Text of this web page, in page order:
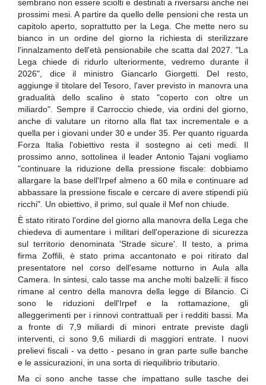
sembrano non essere sciolti e destinati a riversarsi anche nei
prossimi mesi. A partire da quello delle pensioni che resta un
capitolo aperto, soprattutto per la Lega. Che mette nero su
bianco in un ordine del giorno la richiesta di sterilizzare
l'innalzamento dell'età pensionabile che scatta dal 2027. "La
Lega chiede di ridurlo ulteriormente, vedremo durante il
2026", dice il ministro Giancarlo Giorgetti. Del resto,
aggiunge il titolare del Tesoro, l'aver previsto in manovra una
gradualità dello scalino è stato "coperto con oltre un
miliardo". Sempre il Carroccio chiede, via ordini del giorno,
anche di valutare un ritorno alla flat tax incrementale e a
quella per i giovani under 30 e under 35. Per quanto riguarda
Forza Italia l'obiettivo resta il sostegno ai ceti medi. Il
prossimo anno, sottolinea il leader Antonio Tajani vogliamo
"continuare la riduzione della pressione fiscale: dobbiamo
allargare la base dell'Irpef almeno a 60 mila e continuare ad
abbassare la pressione fiscale e cercare di avere stipendi più
ricchi". Un obiettivo, il primo, sul quale il Mef non chiude.
È stato ritirato l'ordine del giorno alla manovra della Lega che
chiedeva di aumentare i militari dell'operazione di sicurezza
sul territorio denominata 'Strade sicure'. Il testo, a prima
firma Zoffili, è stato prima accantonato e poi ritirato dal
presentatore nel corso dell'esame notturno in Aula alla
Camera. In sintesi, calo tasse ma anche molti balzelli: il fisco
rimane al centro della manovra della legge di Bilancio. Ci
sono le riduzioni dell'Irpef e la rottamazione, gli
alleggerimenti per i rinnovi contrattuali per i redditi bassi. Ma
a fronte di 7,9 miliardi di minori entrate previste dagli
interventi, ci sono 9,6 miliardi di maggiori entrate. I nuovi
prelievi fiscali - va detto - pesano in gran parte sulle banche
e le assicurazioni, in una sorta di riequilibrio tributario.
Ma ci sono anche tasse che impattano sulle tasche dei